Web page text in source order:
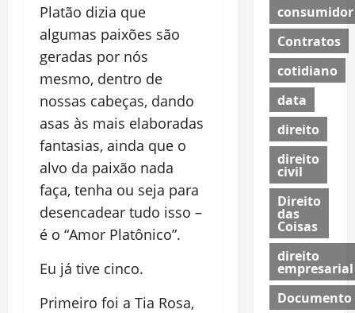
Platão dizia que
algumas paixões são
geradas por nós
mesmo, dentro de
nossas cabeças, dando
asas às mais elaboradas
fantasias, ainda que o
alvo da paixão nada
faça, tenha ou seja para
desencadear tudo isso –
é o “Amor Platônico”.
Eu já tive cinco.
Primeiro foi a Tia Rosa,
consumidor
Contratos
cotidiano
data
direito
direito
civil
Direito
das
Coisas
direito
empresarial
Documento